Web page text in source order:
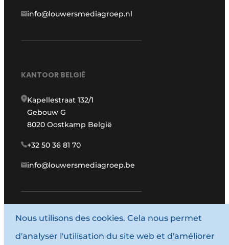
info@louwersmediagroep.nl
KANTOOR BELGIË
Kapellestraat 132/1
Gebouw G
8020 Oostkamp België
+32 50 36 81 70
info@louwersmediagroep.be
www.louwersmediagroep.com
© 1987 - 2026 Louwersmediagroep.
Nous utilisons des cookies. Cela nous permet
d'analyser l'utilisation du site web et d'améliorer